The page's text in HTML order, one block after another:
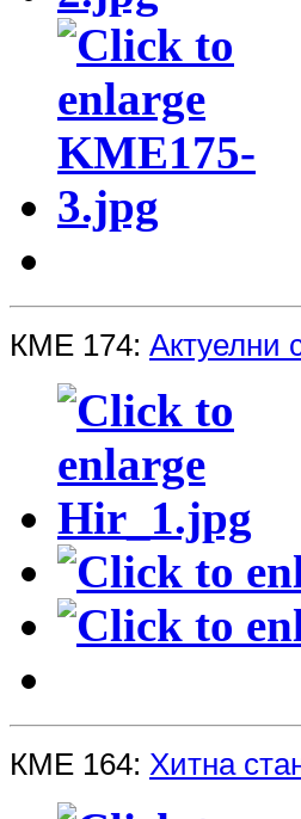
КМЕ 174: Aктуелни
КМЕ 164: Хитна